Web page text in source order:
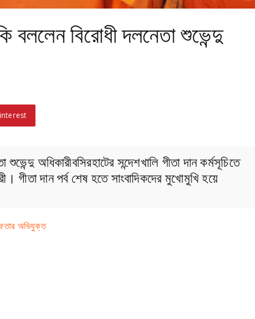
বললেন বিরোধী দলনেতা শুভেন্দু
অধিকারীবসিরহাটের সন্দেশখালি গীতা দান কর্মসূচিতে
গীতা দান পর্ব শেষ হতে সাংবাদিকদের মুখোমুখি হয়ে
অভিযুক্ত